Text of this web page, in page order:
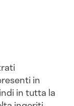
in
in tutta la